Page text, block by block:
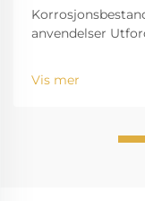
anvendelser
eksempel, er
Vis mer